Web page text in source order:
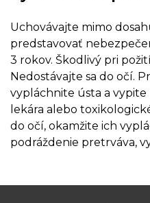
Uchovávajte mimo
predstavovať
3 rokov. Škodlivý pri
Nedostávajte sa do očí.
vypláchnite ústa a vypite
lekára alebo
do očí, okamžite ich
podráždenie pretrváva,